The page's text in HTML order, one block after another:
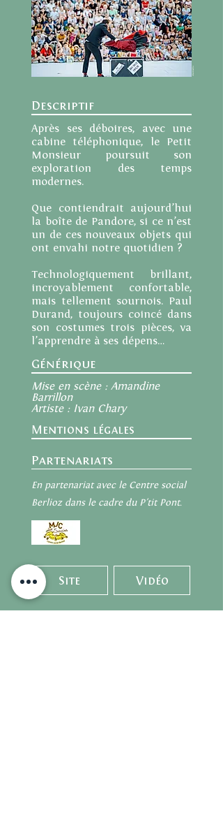
Alex Badila
Descriptif
Après ses déboires, avec une
cabine téléphonique, le Petit
Monsieur poursuit son
exploration des temps
modernes.
Que contiendrait aujourd’hui
la boîte de Pandore, si ce n’est
un de ces nouveaux objets qui
ont envahi notre quotidien ?
Technologiquement brillant,
incroyablement confortable,
mais tellement sournois. Paul
Durand, toujours coincé dans
son costumes trois pièces, va
l’apprendre à ses dépens…
Générique
Mise en scène : Amandine
Barrillon
Artiste : Ivan Chary
Mentions légales
Partenariats
En partenariat avec le Centre social
Berlioz dans le cadre du P'tit Pont.
Site Vidéo